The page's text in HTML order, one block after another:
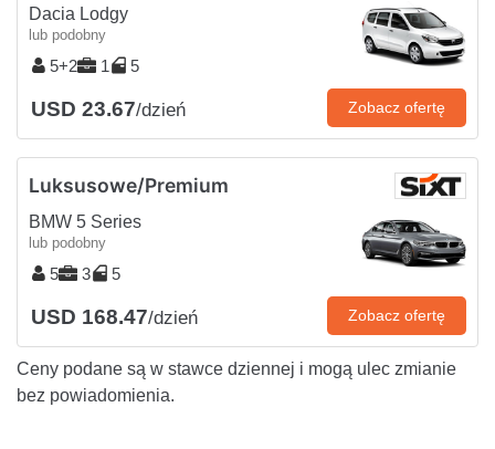
Dacia Lodgy
lub podobny
5+2 1 5
USD 23.67/dzień Zobacz ofertę
Luksusowe/Premium
BMW 5 Series
lub podobny
5 3 5
USD 168.47/dzień Zobacz ofertę
Ceny podane są w stawce dziennej i mogą ulec zmianie
bez powiadomienia.